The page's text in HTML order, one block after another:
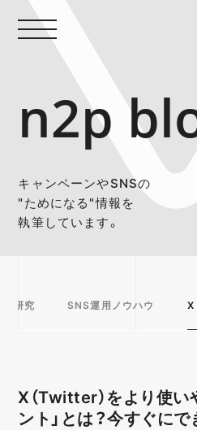
n2p
キャンペーンやSNSの
"ためになる"情報を
執筆しています。
研究 SNS運用ノウハウ
X（Twitter）をより使い
ント」とは？今すぐに